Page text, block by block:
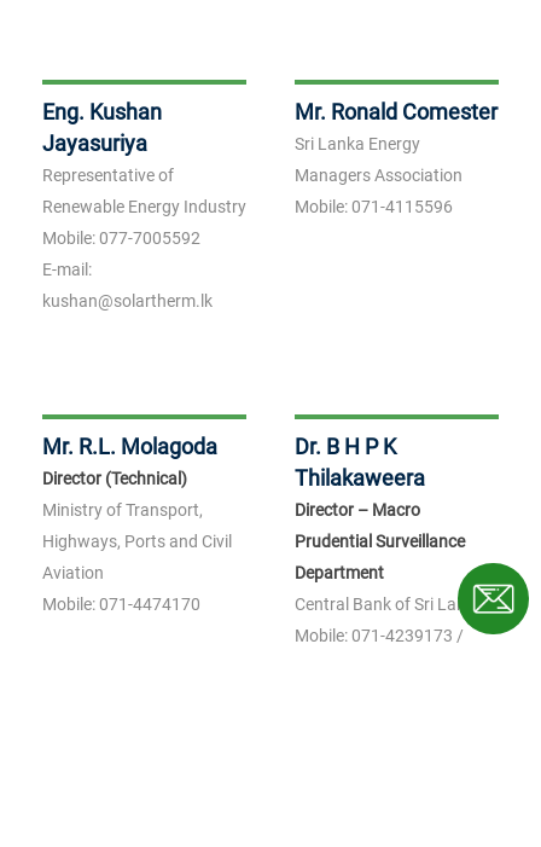
Eng. Kushan
Jayasuriya
Representative of
Renewable Energy Industry
Mobile:077-7005592
E-mail:
kushan@solartherm.lk
Mr. Ronald Comester
Sri Lanka Energy
Managers Association
Mobile:071-4115596
Mr. R.L. Molagoda
Director (Technical)
Ministry of Transport,
Highways, Ports and Civil
Aviation
Mobile:071-4474170
Dr. B H P K
Thilakaweera
Director – Macro
Prudential Surveillance
Department
Central Bank of Sri Lanka
Mobile:071-4239173 /